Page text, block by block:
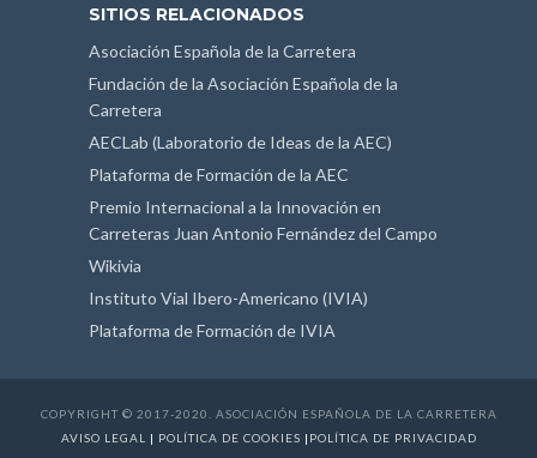
SITIOS RELACIONADOS
Asociación Española de la Carretera
Fundación de la Asociación Española de la
Carretera
AECLab (Laboratorio de Ideas de la AEC)
Plataforma de Formación de la AEC
Premio Internacional a la Innovación en
Carreteras Juan Antonio Fernández del Campo
Wikivia
Instituto Vial Ibero-Americano (IVIA)
Plataforma de Formación de IVIA
COPYRIGHT © 2017-2020. ASOCIACIÓN ESPAÑOLA DE LA CARRETERA
AVISO LEGAL
| POLÍTICA DE COOKIES | POLÍTICA DE PRIVACIDAD